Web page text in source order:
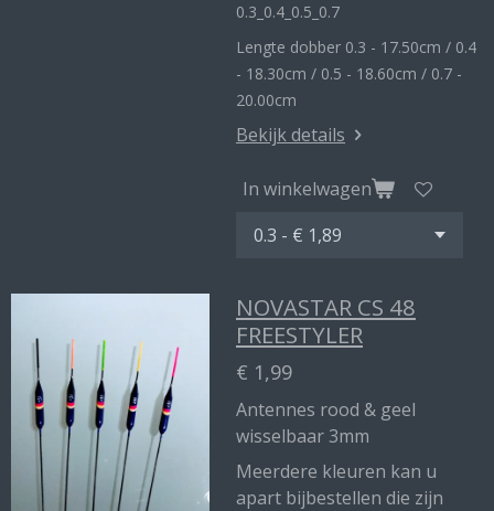
0.3_ 0.4_ 0.5_0.7
Lengte dobber 0.3 - 17.50cm / 0.4
- 18.30cm / 0.5 - 18.60cm / 0.7 -
20.00cm
Bekijk details
In winkelwagen
NOVASTAR CS 48
FREESTYLER
€ 1,99
Antennes rood & geel
wisselbaar 3mm
Meerdere kleuren kan u
apart bijbestellen die zijn